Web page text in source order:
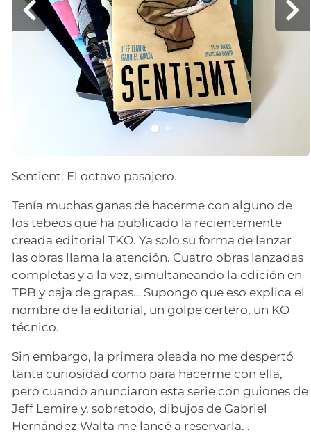
Sentient: El octavo pasajero.
Tenía muchas ganas de hacerme con alguno de
los tebeos que ha publicado la recientemente
creada editorial TKO. Ya solo su forma de lanzar
las obras llama la atención. Cuatro obras lanzadas
completas y a la vez, simultaneando la edición en
TPB y caja de grapas… Supongo que eso explica el
nombre de la editorial, un golpe certero, un KO
técnico.
Sin embargo, la primera oleada no me despertó
tanta curiosidad como para hacerme con ella,
pero cuando anunciaron esta serie con guiones de
Jeff Lemire y, sobretodo, dibujos de Gabriel
Hernández Walta me lancé a reservarla. .